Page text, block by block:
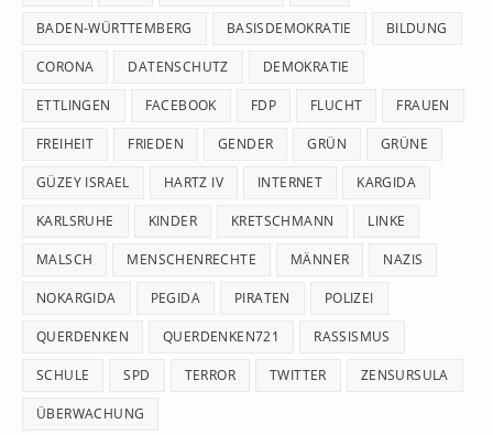
BADEN-WÜRTTEMBERG BASISDEMOKRATIE BILDUNG
CORONA DATENSCHUTZ DEMOKRATIE
ETTLINGEN FACEBOOK FDP FLUCHT FRAUEN
FREIHEIT FRIEDEN GENDER GRÜN GRÜNE
GÜZEY ISRAEL HARTZ IV INTERNET KARGIDA
KARLSRUHE KINDER KRETSCHMANN LINKE
MALSCH MENSCHENRECHTE MÄNNER NAZIS
NOKARGIDA PEGIDA PIRATEN POLIZEI
QUERDENKEN QUERDENKEN721 RASSISMUS
SCHULE SPD TERROR TWITTER ZENSURSULA
ÜBERWACHUNG